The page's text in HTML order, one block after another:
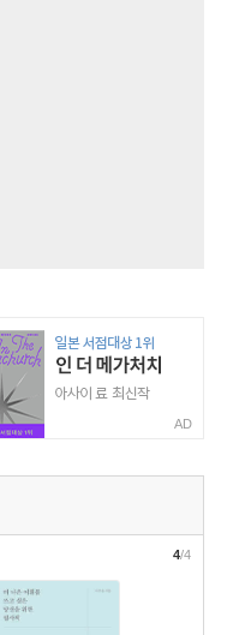
AD
4/4